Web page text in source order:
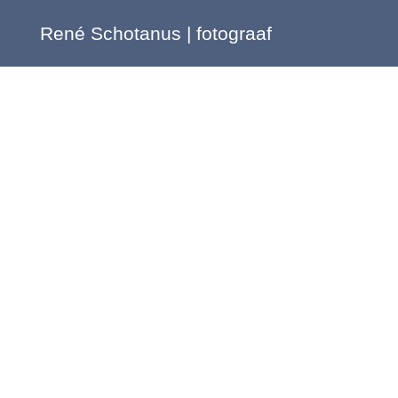
René Schotanus | fotograaf